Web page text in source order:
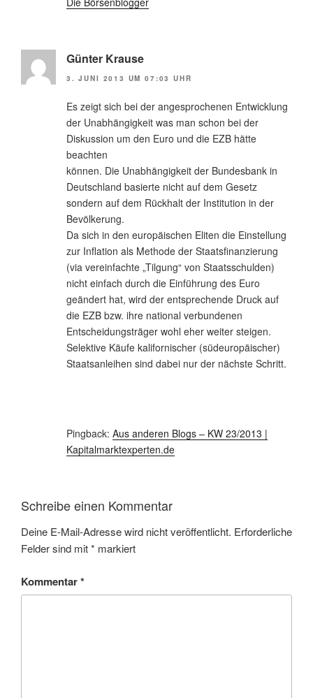
Günter Krause
3. JUNI 2013 UM 07:03 UHR
Es zeigt sich bei der angesprochenen Entwicklung
der Unabhängigkeit was man schon bei der
Diskussion um den Euro und die EZB hätte
beachten
können. Die Unabhängigkeit der Bundesbank in
Deutschland basierte nicht auf dem Gesetz
sondern auf dem Rückhalt der Institution in der
Bevölkerung.
Da sich in den europäischen Eliten die Einstellung
zur Inflation als Methode der Staatsfinanzierung
(via vereinfachte „Tilgung“ von Staatsschulden)
nicht einfach durch die Einführung des Euro
geändert hat, wird der entsprechende Druck auf
die EZB bzw. ihre national verbundenen
Entscheidungsträger wohl eher weiter steigen.
Selektive Käufe kalifornischer (südeuropäischer)
Staatsanleihen sind dabei nur der nächste Schritt.
Pingback: Aus anderen Blogs – KW 23/2013 |
Kapitalmarktexperten.de
Schreibe einen Kommentar
Deine E-Mail-Adresse wird nicht veröffentlicht. Erforderliche
Felder sind mit* markiert
Kommentar*